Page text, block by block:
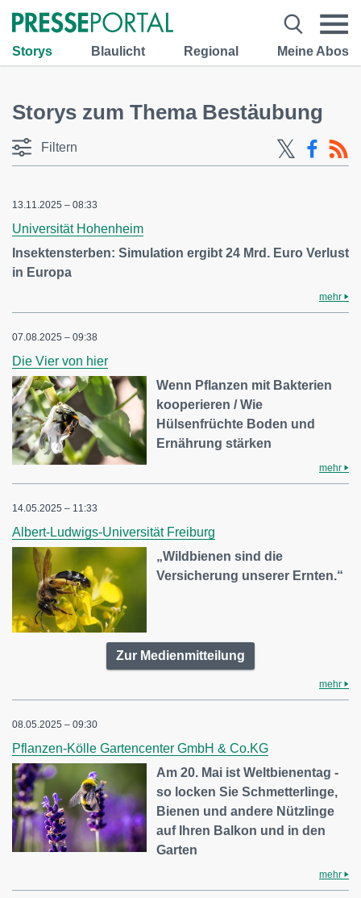
Storys Blaulicht Regional Meine Abos
Storys zum Thema Bestäubung
Filtern
13.11.2025 – 08:33
Universität Hohenheim
Insektensterben: Simulation ergibt 24 Mrd. Euro Verlust
in Europa
mehr
07.08.2025 – 09:38
Die Vier von hier
Wenn Pflanzen mit Bakterien
kooperieren / Wie
Hülsenfrüchte Boden und
Ernährung stärken
mehr
14.05.2025 – 11:33
Albert-Ludwigs-Universität Freiburg
„Wildbienen sind die
Versicherung unserer Ernten.“
Zur Medienmitteilung
mehr
08.05.2025 – 09:30
Pflanzen-Kölle Gartencenter GmbH & Co.KG
Am 20. Mai ist Weltbienentag -
so locken Sie Schmetterlinge,
Bienen und andere Nützlinge
auf Ihren Balkon und in den
Garten
mehr